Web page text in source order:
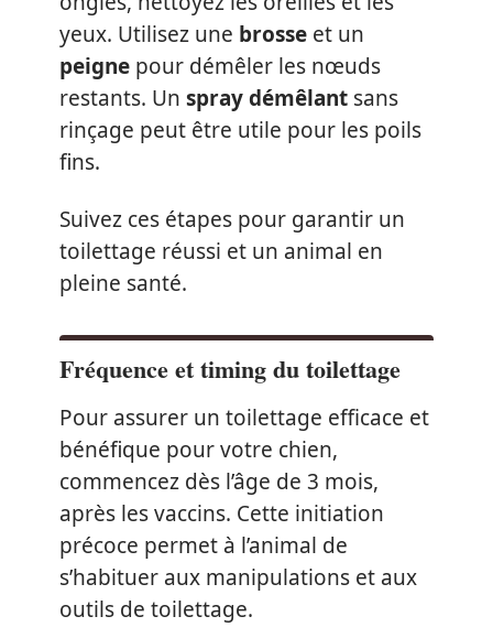
yeux. Utilisez une brosse et un
peigne pour démêler les nœuds
restants. Un spray démêlant sans
rinçage peut être utile pour les poils
fins.
Suivez ces étapes pour garantir un
toilettage réussi et un animal en
pleine santé.
Fréquence et timing du toilettage
Pour assurer un toilettage efficace et
bénéfique pour votre chien,
commencez dès l’âge de 3 mois,
après les vaccins. Cette initiation
précoce permet à l’animal de
s’habituer aux manipulations et aux
outils de toilettage.